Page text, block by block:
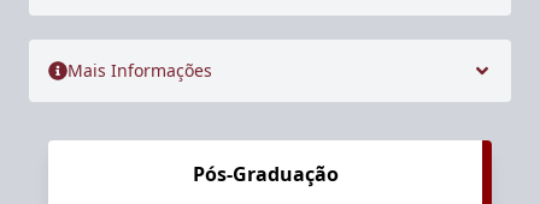
Mais Informações
Pós-Graduação